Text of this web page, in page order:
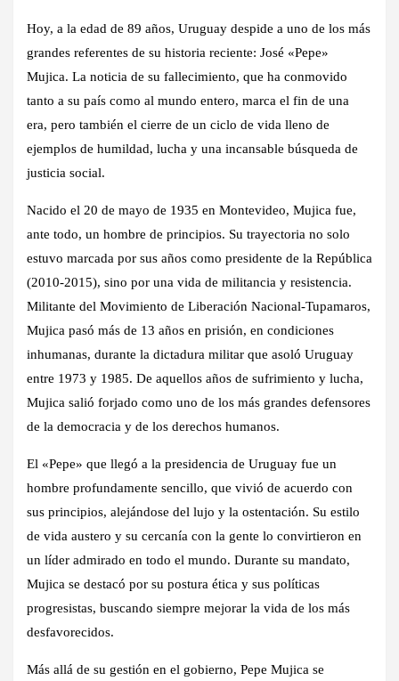
Hoy, a la edad de 89 años, Uruguay despide a uno de los más
grandes referentes de su historia reciente: José «Pepe»
Mujica. La noticia de su fallecimiento, que ha conmovido
tanto a su país como al mundo entero, marca el fin de una
era, pero también el cierre de un ciclo de vida lleno de
ejemplos de humildad, lucha y una incansable búsqueda de
justicia social.
Nacido el 20 de mayo de 1935 en Montevideo, Mujica fue,
ante todo, un hombre de principios. Su trayectoria no solo
estuvo marcada por sus años como presidente de la República
(2010-2015), sino por una vida de militancia y resistencia.
Militante del Movimiento de Liberación Nacional-Tupamaros,
Mujica pasó más de 13 años en prisión, en condiciones
inhumanas, durante la dictadura militar que asoló Uruguay
entre 1973 y 1985. De aquellos años de sufrimiento y lucha,
Mujica salió forjado como uno de los más grandes defensores
de la democracia y de los derechos humanos.
El «Pepe» que llegó a la presidencia de Uruguay fue un
hombre profundamente sencillo, que vivió de acuerdo con
sus principios, alejándose del lujo y la ostentación. Su estilo
de vida austero y su cercanía con la gente lo convirtieron en
un líder admirado en todo el mundo. Durante su mandato,
Mujica se destacó por su postura ética y sus políticas
progresistas, buscando siempre mejorar la vida de los más
desfavorecidos.
Más allá de su gestión en el gobierno, Pepe Mujica se